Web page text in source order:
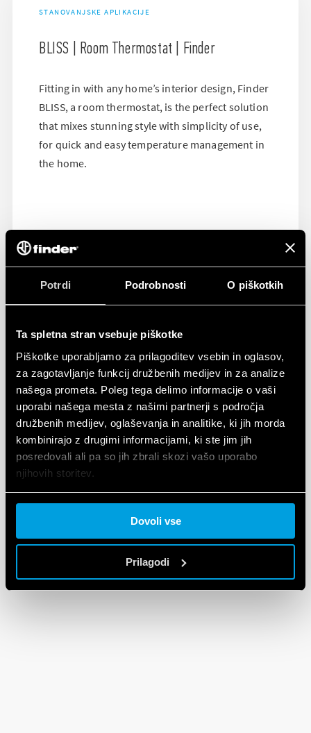
Potrdi Podrobnosti O piškotkih
Ta spletna stran vsebuje piškotke
Piškotke uporabljamo za prilagoditev vsebin in oglasov,
za zagotavljanje funkcij družbenih medijev in za analize
našega prometa. Poleg tega delimo informacije o vaši
uporabi našega mesta z našimi partnerji s področja
družbenih medijev, oglaševanja in analitike, ki jih morda
kombinirajo z drugimi informacijami, ki ste jim jih
posredovali ali pa so jih zbrali skozi vašo uporabo
njihovih storitev.
Cookie policy.
Dovoli vse
Prilagodi
STANOVANJSKE APLIKACIJE
BLISS | Room Thermostat | Finder
Fitting in with any home’s interior design, Finder
BLISS, a room thermostat, is the perfect solution
that mixes stunning style with simplicity of use,
for quick and easy temperature management in
the home.